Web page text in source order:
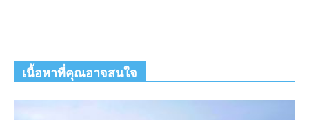
เนื้อหาที่คุณอาจสนใจ